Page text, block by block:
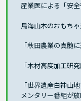
産業医による「安
鳥海山木のおもち
「秋田農業の真髄
「木材高度加工研
「世界遺産白神山
メンタリー番組が